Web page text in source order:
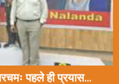
पहले ही प्रयास...